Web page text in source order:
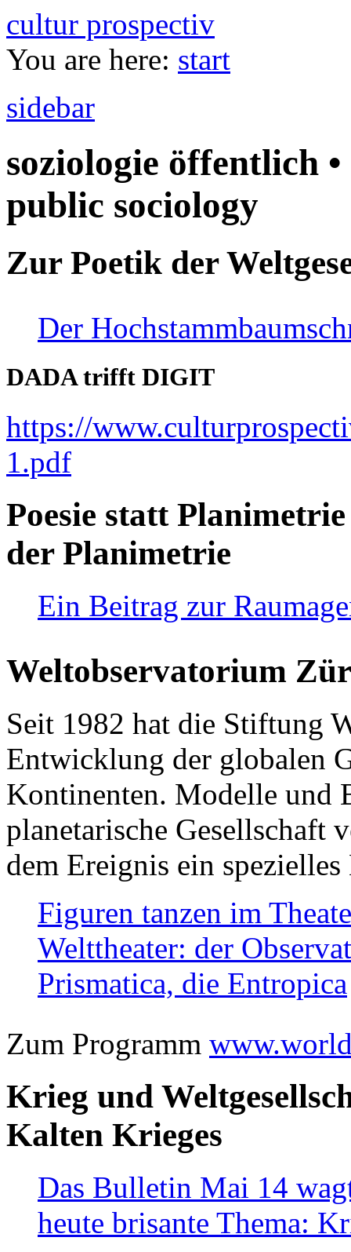
cultur prospectiv
You are here: start
sidebar
soziologie öffentlich
public sociology
Zur Poetik der
Der
DADA trifft DIGIT
https://
1.pdf
Poesie statt
der Planimetrie
Ein Beitrag zur
Weltobservatorium
Seit 1982 hat die Stiftung
Entwicklung der globalen
Kontinenten. Modelle und
planetarische Gesellschaft
dem Ereignis ein
Figuren tanzen im
Welttheater: der
Prismatica, die Entropica
Zum Programm
Krieg und
Kalten Krieges
Das Bulletin Mai 14
heute brisante Thema: